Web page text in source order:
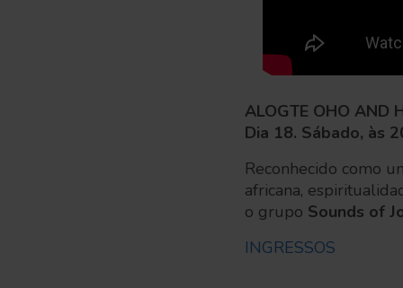
ALOGTE OHO AND
Dia 18. Sábado, às
Reconhecido como
africana,
o grupo Sounds of
INGRESSOS